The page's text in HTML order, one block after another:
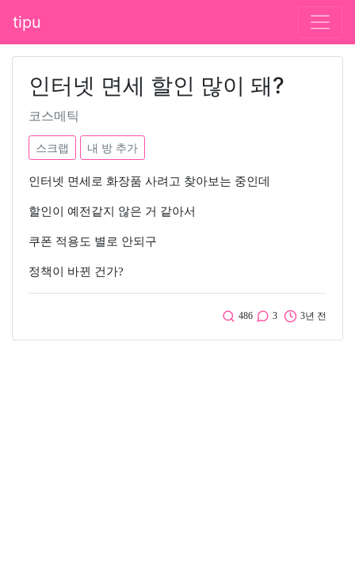
tipu
인터넷 면세 할인 많이 돼?
코스메틱
스크랩 내 방 추가
인터넷 면세로 화장품 사려고 찾아보는 중인데
할인이 예전같지 않은 거 같아서
쿠폰 적용도 별로 안되구
정책이 바뀐 건가?
486 3 3년 전